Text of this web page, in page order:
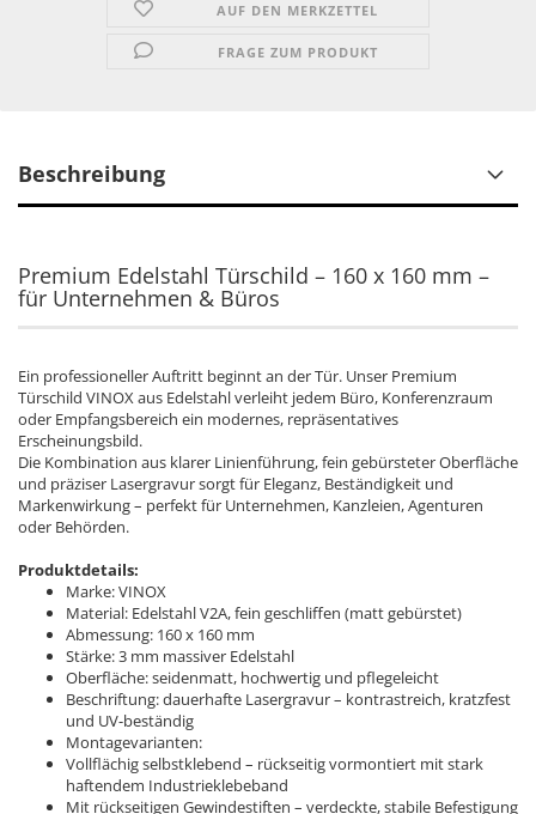
AUF DEN MERKZETTEL
FRAGE ZUM PRODUKT
Beschreibung
Premium Edelstahl Türschild – 160 x 160 mm –
für Unternehmen & Büros
Ein professioneller Auftritt beginnt an der Tür. Unser Premium
Türschild VINOX aus Edelstahl verleiht jedem Büro, Konferenzraum
oder Empfangsbereich ein modernes, repräsentatives
Erscheinungsbild.
Die Kombination aus klarer Linienführung, fein gebürsteter Oberfläche
und präziser Lasergravur sorgt für Eleganz, Beständigkeit und
Markenwirkung – perfekt für Unternehmen, Kanzleien, Agenturen
oder Behörden.
Produktdetails:
Marke: VINOX
Material: Edelstahl V2A, fein geschliffen (matt gebürstet)
Abmessung: 160 x 160 mm
Stärke: 3 mm massiver Edelstahl
Oberfläche: seidenmatt, hochwertig und pflegeleicht
Beschriftung: dauerhafte Lasergravur – kontrastreich, kratzfest
und UV-beständig
Montagevarianten:
Vollflächig selbstklebend – rückseitig vormontiert mit stark
haftendem Industrieklebeband
Mit rückseitigen Gewindestiften – verdeckte, stabile Befestigung